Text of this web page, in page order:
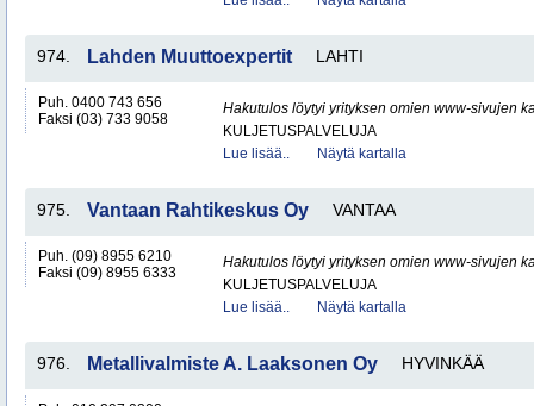
974. Lahden Muuttoexpertit LAHTI
Puh. 0400 743 656
Faksi (03) 733 9058
Hakutulos löytyi yrityksen omien www-sivujen
KULJETUSPALVELUJA
Lue lisää..
Näytä kartalla
975. Vantaan Rahtikeskus Oy VANTAA
Puh. (09) 8955 6210
Faksi (09) 8955 6333
Hakutulos löytyi yrityksen omien www-sivujen
KULJETUSPALVELUJA
Lue lisää..
Näytä kartalla
976. Metallivalmiste A. Laaksonen Oy HYVINKÄÄ